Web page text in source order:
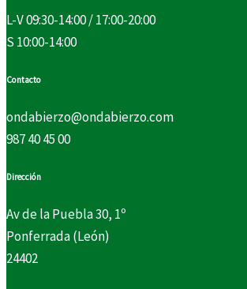
L-V 09:30-14:00 / 17:00-20:00
S 10:00-14:00
Contacto
ondabierzo@ondabierzo.com
987 40 45 00
Dirección
Av de la Puebla 30, 1º
Ponferrada (León)
24402